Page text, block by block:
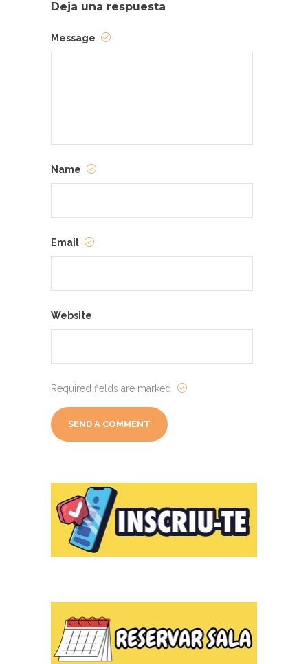
Deja una respuesta
Message
Name
Email
Website
Required fields are marked